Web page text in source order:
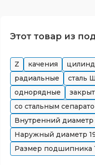
Этот товар из
Z качения
радиальные
сталь
однорядные
со стальным
Внутренний диаметр
Наружный диаметр
Размер подшипника